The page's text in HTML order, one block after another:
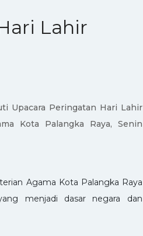
Lahir
Upacara Peringatan Hari Lahir
Kota Palangka Raya, Senin
Agama Kota Palangka Raya
menjadi dasar negara dan